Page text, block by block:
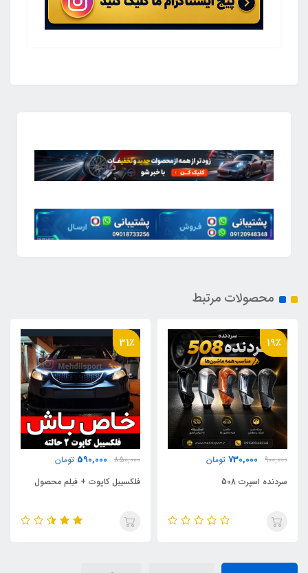
محصولات مرتبط
19٪
900,000
730,000 تومان
سردنده اسپرت 508
31٪
850,000
590,000 تومان
فلکسیبل کاپوت + فیلم محصول